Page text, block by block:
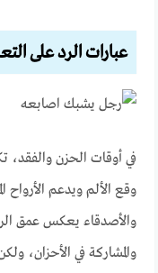
عبارات الرد على
في أوقات الحزن
وقع الألم ويدعم الأرواح
والأصدقاء يعكس عمق
والمشاركة في الأحزان،